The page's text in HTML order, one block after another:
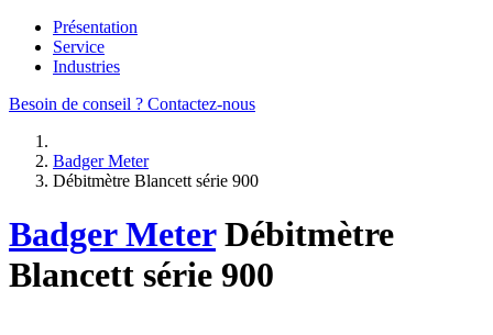
Présentation
Service
Industries
Besoin de conseil ? Contactez-nous
Badger Meter
Débitmètre Blancett série 900
Badger Meter Débitmètre
Blancett série 900